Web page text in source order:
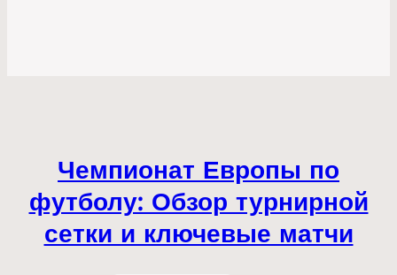
Чемпионат Европы по
футболу: Обзор турнирной
сетки и ключевые матчи